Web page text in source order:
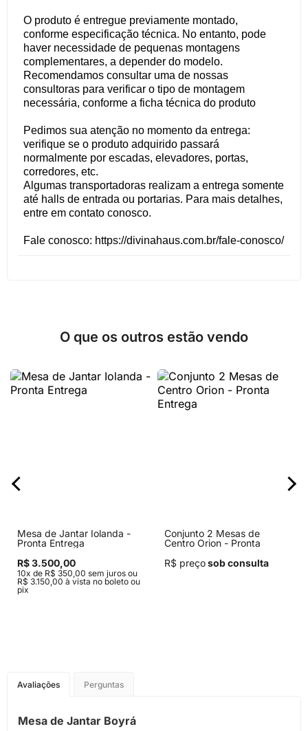
O produto é entregue previamente montado,
conforme especificação técnica. No entanto, pode
haver necessidade de pequenas montagens
complementares, a depender do modelo.
Recomendamos consultar uma de nossas
consultoras para verificar o tipo de montagem
necessária, conforme a ficha técnica do produto
Pedimos sua atenção no momento da entrega:
verifique se o produto adquirido passará
normalmente por escadas, elevadores, portas,
corredores, etc.
Algumas transportadoras realizam a entrega somente
até halls de entrada ou portarias. Para mais detalhes,
entre em contato conosco.
Fale conosco: https://divinahaus.com.br/fale-conosco/
O que os outros estão vendo
Mesa de Jantar Iolanda -
Pronta Entrega
R$ 3.500,00
10x de R$ 350,00 sem juros ou
R$ 3.150,00 à vista no boleto ou
pix
Conjunto 2 Mesas de
Centro Orion - Pronta
R$ preçosob consulta
Avaliações Perguntas
Mesa de Jantar Boyrá